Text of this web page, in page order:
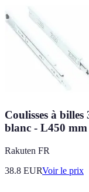
Coulisses à
blanc - L450
Rakuten FR
38.8 EURVoir le prix